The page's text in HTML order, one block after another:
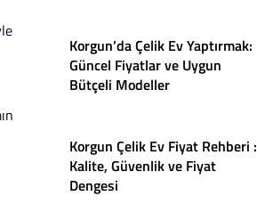
Korgun’da Çelik Ev Yaptırmak:
Güncel Fiyatlar ve Uygun
Bütçeli Modeller
Korgun Çelik Ev Fiyat Rehberi :
Kalite, Güvenlik ve Fiyat
Dengesi